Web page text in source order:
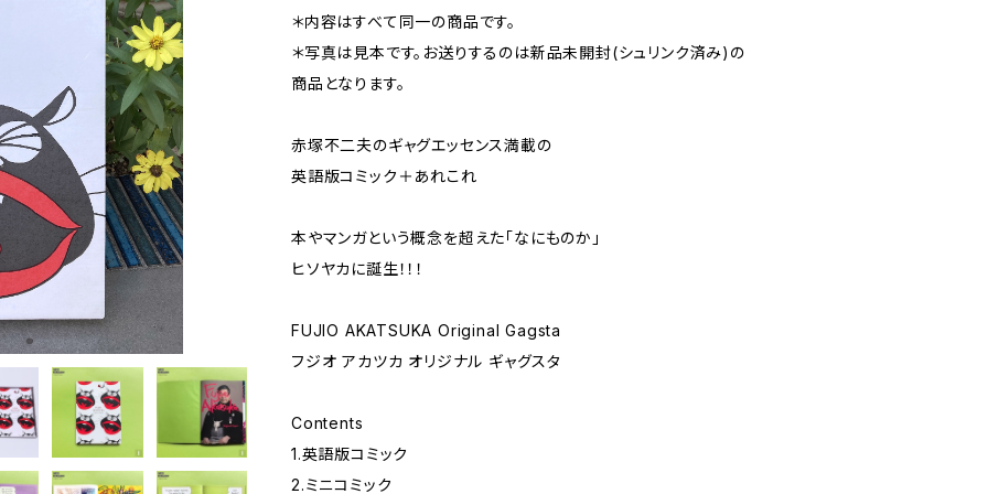
＊内容はすべて同一の商品です。
＊写真は見本です。お送りするのは新品未開封(シュリンク済み)の
商品となります。
赤塚不二夫のギャグエッセンス満載の
英語版コミック＋あれこれ
本やマンガという概念を超えた「なにものか」
ヒソヤカに誕生！！！
FUJIO AKATSUKA Original Gagsta
フジオ アカツカ オリジナル ギャグスタ
Contents
1.英語版コミック
2.ミニコミック